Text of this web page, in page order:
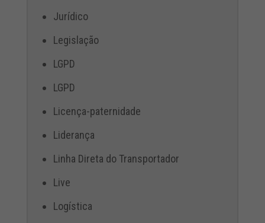
Jurídico
Legislação
LGPD
LGPD
Licença-paternidade
Liderança
Linha Direta do Transportador
Live
Logística